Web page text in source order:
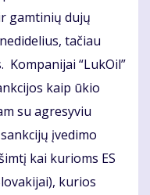
gamtinių dujų
tačiau
Kompanijai “LukOil”
kaip ūkio
su agresyviu
įvedimo
kai kurioms ES
kurios